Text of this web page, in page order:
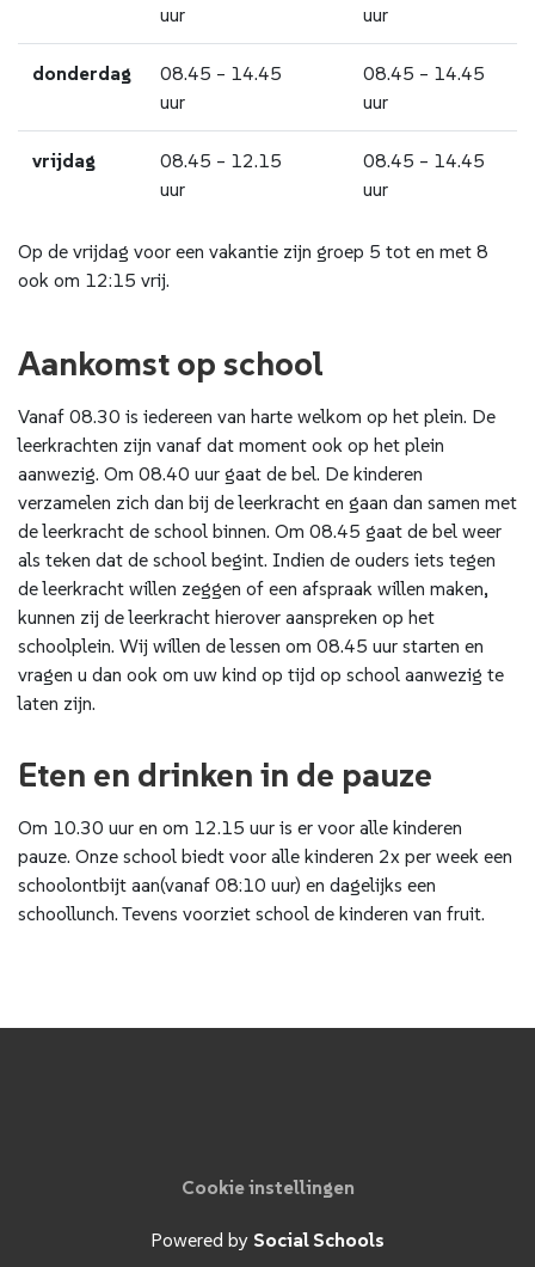
uur
uur
donderdag
08.45 – 14.45
uur
08.45 – 14.45
uur
vrijdag
08.45 – 12.15
uur
08.45 – 14.45
uur
Op de vrijdag voor een vakantie zijn groep 5 tot en met 8
ook om 12:15 vrij.
Aankomst op school
Vanaf 08.30 is iedereen van harte welkom op het plein. De
leerkrachten zijn vanaf dat moment ook op het plein
aanwezig. Om 08.40 uur gaat de bel. De kinderen
verzamelen zich dan bij de leerkracht en gaan dan samen met
de leerkracht de school binnen. Om 08.45 gaat de bel weer
als teken dat de school begint. Indien de ouders iets tegen
de leerkracht willen zeggen of een afspraak willen maken,
kunnen zij de leerkracht hierover aanspreken op het
schoolplein. Wij willen de lessen om 08.45 uur starten en
vragen u dan ook om uw kind op tijd op school aanwezig te
laten zijn.
Eten en drinken in de pauze
Om 10.30 uur en om 12.15 uur is er voor alle kinderen
pauze. Onze school biedt voor alle kinderen 2x per week een
schoolontbijt aan(vanaf 08:10 uur) en dagelijks een
schoollunch. Tevens voorziet school de kinderen van fruit.
Cookie instellingen
Powered by Social Schools